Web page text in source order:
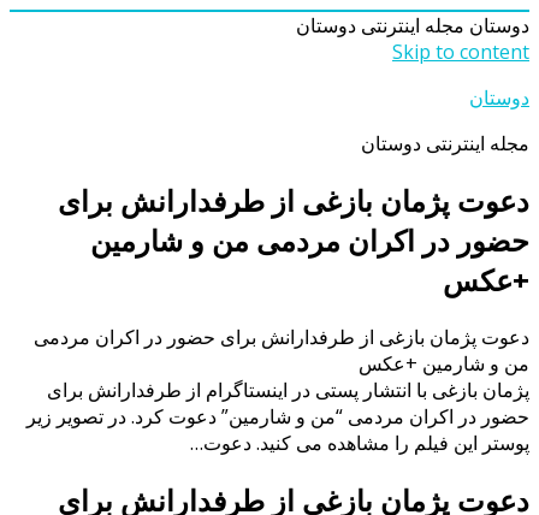
دوستان مجله اینترنتی دوستان
Skip to content
دوستان
مجله اینترنتی دوستان
دعوت پژمان بازغی از طرفدارانش برای
حضور در اکران مردمی من و شارمین
+عکس
دعوت پژمان بازغی از طرفدارانش برای حضور در اکران مردمی
من و شارمین +عکس
پژمان بازغی با انتشار پستی در اینستاگرام از طرفدارانش برای
حضور در اکران مردمی “من و شارمین” دعوت کرد. در تصویر زیر
پوستر این فیلم را مشاهده می کنید. دعوت…
دعوت پژمان بازغی از طرفدارانش برای